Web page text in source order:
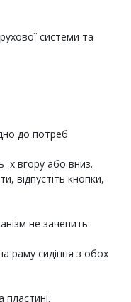
системи та
до потреб
їх вгору або вниз.
відпустіть кнопки,
не зачепить
раму сидіння з обох
пластині.